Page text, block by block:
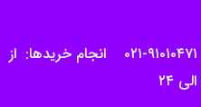
پاسخگویی تلفنی (ساعات اداری): ۹۱۰۱۰۴۷۱-۰۲۱ انجام خریدها: از